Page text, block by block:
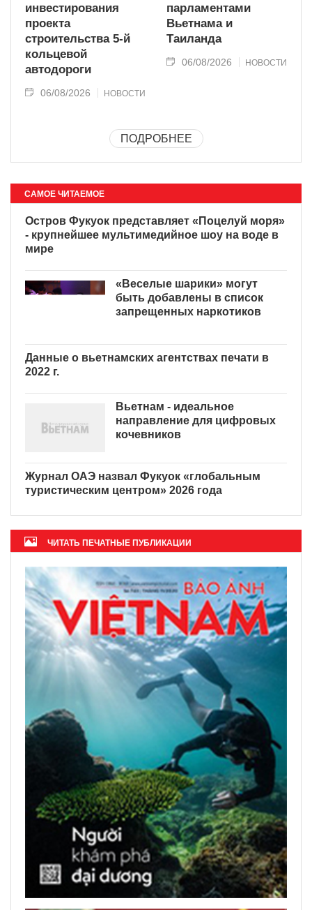
инвестирования
проекта
строительства 5-й
кольцевой
автодороги
06/08/2026 НОВОСТИ
парламентами
Вьетнама и
Таиланда
06/08/2026 НОВОСТИ
ПОДРОБНЕЕ
САМОЕ ЧИТАЕМОЕ
Остров Фукуок представляет «Поцелуй моря»
- крупнейшее мультимедийное шоу на воде в
мире
«Веселые шарики» могут
быть добавлены в список
запрещенных наркотиков
Данные о вьетнамских агентствах печати в
2022 г.
Вьетнам - идеальное
направление для цифровых
кочевников
Журнал ОАЭ назвал Фукуок «глобальным
туристическим центром» 2026 года
ЧИТАТЬ ПЕЧАТНЫЕ ПУБЛИКАЦИИ